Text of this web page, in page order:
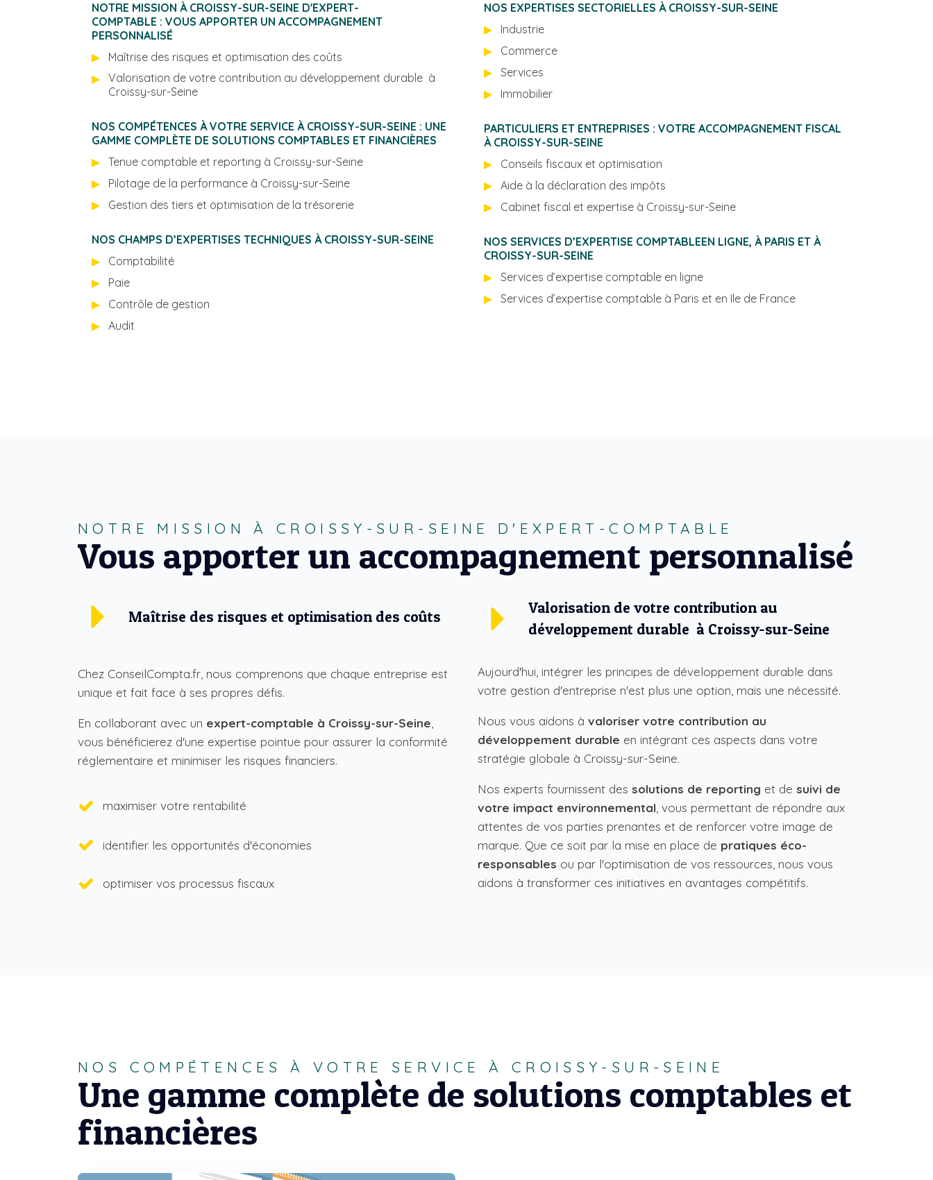
NOTRE MISSION À CROISSY-SUR-SEINE D'EXPERT-
COMPTABLE : VOUS APPORTER UN ACCOMPAGNEMENT
PERSONNALISÉ
Maîtrise des risques et optimisation des coûts
Valorisation de votre contribution au développement durable à
Croissy-sur-Seine
NOS COMPÉTENCES À VOTRE SERVICE À CROISSY-SUR-SEINE : UNE
GAMME COMPLÈTE DE SOLUTIONS COMPTABLES ET FINANCIÈRES
Tenue comptable et reporting à Croissy-sur-Seine
Pilotage de la performance à Croissy-sur-Seine
Gestion des tiers et optimisation de la trésorerie
NOS CHAMPS D’EXPERTISES TECHNIQUES À CROISSY-SUR-SEINE
Comptabilité
Paie
Contrôle de gestion
Audit
NOS EXPERTISES SECTORIELLES À CROISSY-SUR-SEINE
Industrie
Commerce
Services
Immobilier
PARTICULIERS ET ENTREPRISES : VOTRE ACCOMPAGNEMENT FISCAL
À CROISSY-SUR-SEINE
Conseils fiscaux et optimisation
Aide à la déclaration des impôts
Cabinet fiscal et expertise à Croissy-sur-Seine
NOS SERVICES D’EXPERTISE COMPTABLEEN LIGNE, À PARIS ET À
CROISSY-SUR-SEINE
Services d’expertise comptable en ligne
Services d’expertise comptable à Paris et en Ile de France
NOTRE MISSION À CROISSY-SUR-SEINE D'EXPERT-COMPTABLE
Vous apporter un accompagnement personnalisé
Maîtrise des risques et optimisation des coûts
Chez ConseilCompta.fr, nous comprenons que chaque entreprise est
unique et fait face à ses propres défis.
En collaborant avec un expert-comptable à Croissy-sur-Seine
vous bénéficierez d'une expertise pointue pour assurer la conformité
réglementaire et minimiser les risques financiers.
maximiser votre rentabilité
identifier les opportunités d'économies
optimiser vos processus fiscaux
Valorisation de votre contribution au
développement durable à Croissy-sur-Seine
Aujourd'hui, intégrer les principes de développement durable dans
votre gestion d'entreprise n'est plus une option, mais une nécessité.
Nous vous aidons à valoriser votre contribution au
développement durable en intégrant ces aspects dans votre
stratégie globale à Croissy-sur-Seine.
Nos experts fournissent des solutions de reporting et de suivi de
votre impact environnemental , vous permettant de répondre aux
attentes de vos parties prenantes et de renforcer votre image de
marque. Que ce soit par la mise en place de pratiques éco-
responsables ou par l'optimisation de vos ressources, nous vous
aidons à transformer ces initiatives en avantages compétitifs.
NOS COMPÉTENCES À VOTRE SERVICE À CROISSY-SUR-SEINE
Une gamme complète de solutions comptables et
financières